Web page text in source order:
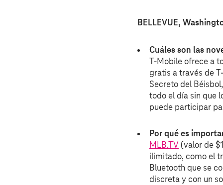
BELLEVUE,
Cuáles son las
T‑Mobile ofrece a
gratis a través de
Secreto del
todo el día sin que
puede participar
Por qué es
MLB.TV (valor de
ilimitado, como el
Bluetooth que se
discreta y con un